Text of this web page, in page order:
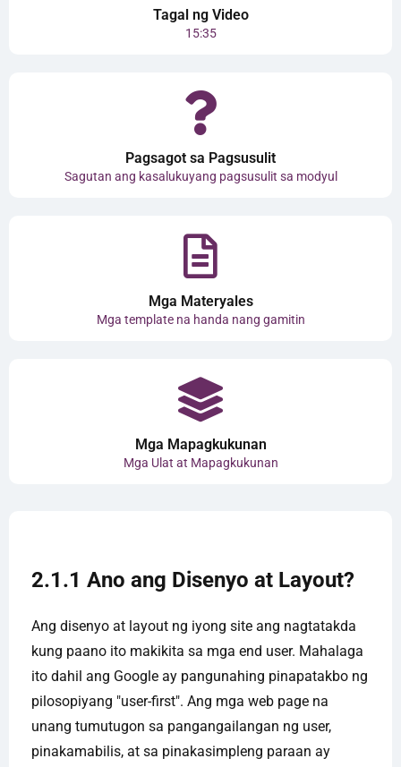
Tagal ng Video
15:35
Pagsagot sa Pagsusulit
Sagutan ang kasalukuyang pagsusulit sa modyul
Mga Materyales
Mga template na handa nang gamitin
Mga Mapagkukunan
Mga Ulat at Mapagkukunan
2.1.1 Ano ang Disenyo at Layout?
Ang disenyo at layout ng iyong site ang nagtatakda
kung paano ito makikita sa mga end user. Mahalaga
ito dahil ang Google ay pangunahing pinapatakbo ng
pilosopiyang "user-first". Ang mga web page na
unang tumutugon sa pangangailangan ng user,
pinakamabilis, at sa pinakasimpleng paraan ay